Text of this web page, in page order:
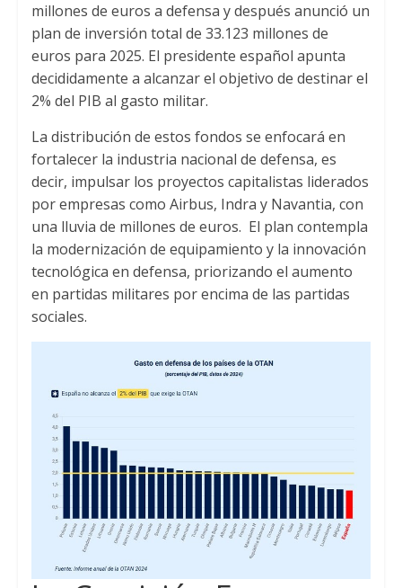
millones de euros a defensa y después anunció un
plan de inversión total de 33.123 millones de
euros para 2025. El presidente español apunta
decididamente a alcanzar el objetivo de destinar el
2% del PIB al gasto militar.
La distribución de estos fondos se enfocará en
fortalecer la industria nacional de defensa, es
decir, impulsar los proyectos capitalistas liderados
por empresas como Airbus, Indra y Navantia, con
una lluvia de millones de euros. El plan contempla
la modernización de equipamiento y la innovación
tecnológica en defensa, priorizando el aumento
en partidas militares por encima de las partidas
sociales.